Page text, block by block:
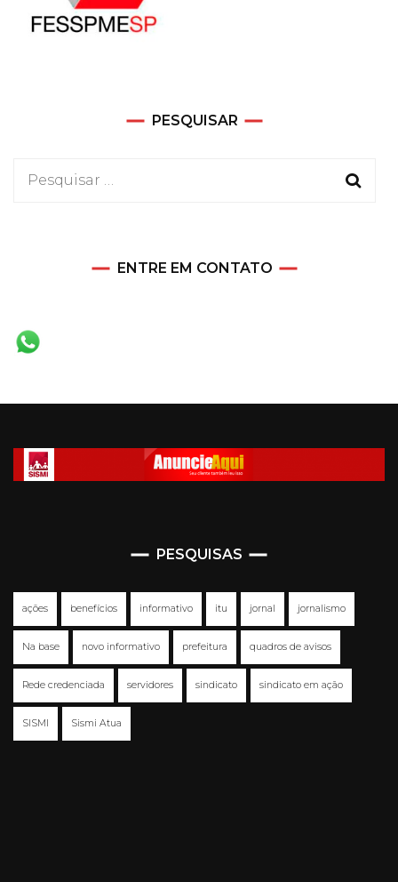
PESQUISAR
Pesquisar
ENTRE EM CONTATO
PESQUISAS
ações benefícios informativo itu jornal jornalismo
Na base novo informativo prefeitura quadros de avisos
Rede credenciada servidores sindicato sindicato em ação
SISMI Sismi Atua